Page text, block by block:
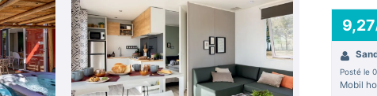
9,27
Posté le